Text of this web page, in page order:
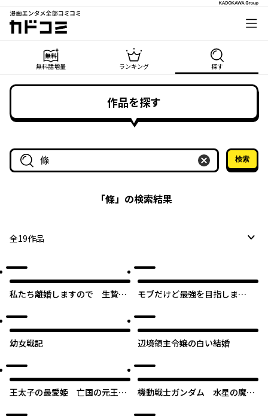
漫画エンタメ全部コミコミ
カドコミ
無料話増量 ランキング 探す
作品を探す
作品名・作家名で探す
検索
「條」の検索結果
全19作品
私たち離婚しますので 生贄令
画
モブだけど最強を目指しま
俺は自由に強さを追い求める～
幼女戦記 辺境領主令嬢の白い結婚
王太子の最愛姫 亡国の元王女
機動戦士ガンダム 水星の魔